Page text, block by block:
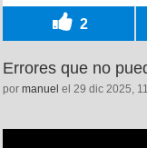
2
Errores que no
por manuel el 29 dic 2025,